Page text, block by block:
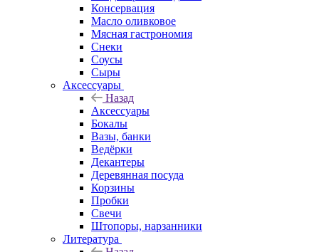
Консервация
Масло оливковое
Мясная гастрономия
Снеки
Соусы
Сыры
Аксессуары
Назад
Аксессуары
Бокалы
Вазы, банки
Ведёрки
Декантеры
Деревянная посуда
Корзины
Пробки
Свечи
Штопоры, нарзанники
Литература